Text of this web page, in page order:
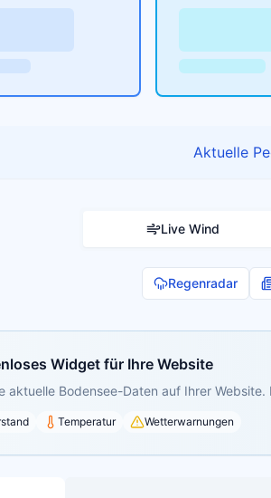
Aktuelle
Live Wind
Regenradar
Widget für Ihre Website
aktuelle Bodensee-Daten auf Ihrer
Temperatur Wetterwarnungen